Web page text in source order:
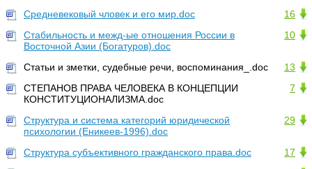
16
Средневековый чловек и его мир.doc
10
Стабильность и межд-ые отношения России в
Восточной Азии (Богатуров).doc
13
Статьи и зметки, судебные речи, воспоминания_.doc
7
СТЕПАНОВ ПРАВА ЧЕЛОВЕКА В КОНЦЕПЦИИ
КОНСТИТУЦИОНАЛИЗМА.doc
29
Структура и система категорий юридической
психологии (Еникеев-1996).doc
17
Структура субъективного гражданского права.doc